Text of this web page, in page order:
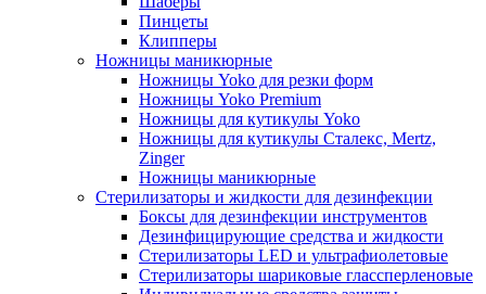
Пинцеты
Клипперы
Ножницы маникюрные
Ножницы Yoko для резки форм
Ножницы Yoko Premium
Ножницы для кутикулы Yoko
Ножницы для кутикулы Сталекс, Mertz,
Zinger
Ножницы маникюрные
Стерилизаторы и жидкости для дезинфекции
Боксы для дезинфекции инструментов
Дезинфицирующие средства и жидкости
Стерилизаторы LED и ультрафиолетовые
Стерилизаторы шариковые глассперленовые